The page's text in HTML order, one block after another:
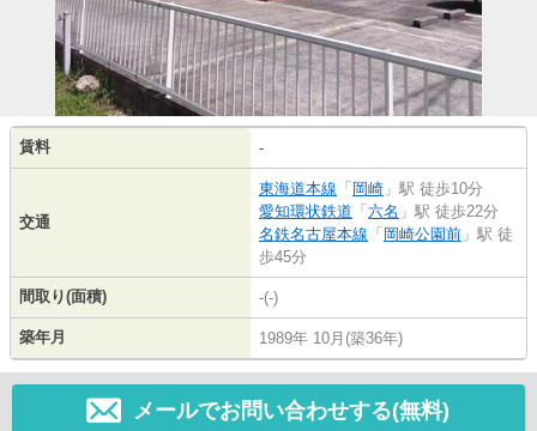
賃料 -
交通
東海道本線 「 岡崎 」駅 徒歩10分
愛知環状鉄道 「 六名 」駅 徒歩22分
名鉄名古屋本線 「 岡崎公園前 」駅 徒
歩45分
間取り(面積) -(-)
築年月 1989年 10月(築36年)
メールでお問い合わせする(無料)